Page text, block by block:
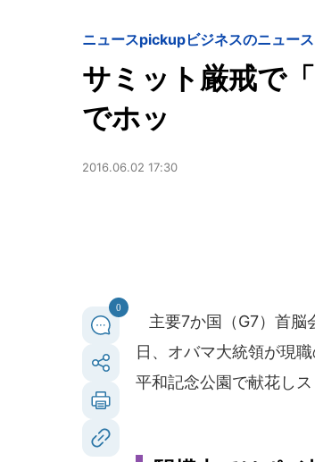
ニュースpickupビジネスのニュース
サミット厳戒で
でホッ
2016.06.02 17:30
0
主要7か国（G7）首脳
日、オバマ大統領が現
平和記念公園で献花し